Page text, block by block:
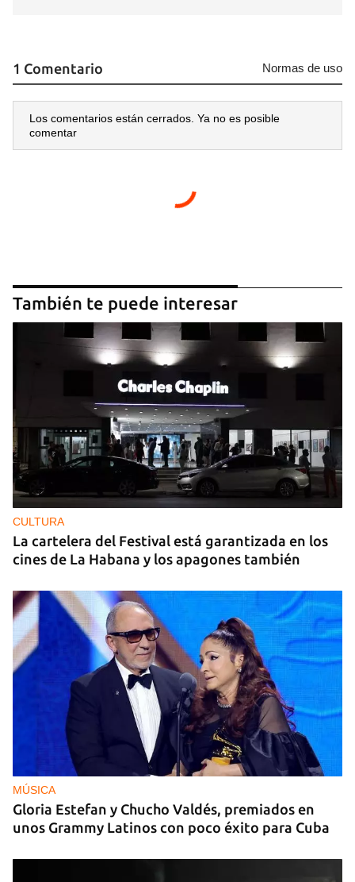
1 Comentario Normas de uso
Los comentarios están cerrados. Ya no es posible
comentar
También te puede interesar
CULTURA
La cartelera del Festival está garantizada en los
cines de La Habana y los apagones también
MÚSICA
Gloria Estefan y Chucho Valdés, premiados en
unos Grammy Latinos con poco éxito para Cuba